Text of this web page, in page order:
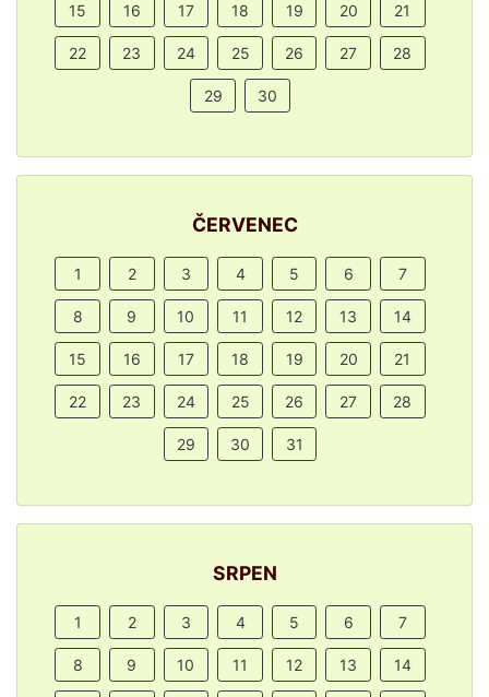
15 16 17 18 19 20 21
22 23 24 25 26 27 28
29 30
ČERVENEC
1 2 3 4 5 6 7
8 9 10 11 12 13 14
15 16 17 18 19 20 21
22 23 24 25 26 27 28
29 30 31
SRPEN
1 2 3 4 5 6 7
8 9 10 11 12 13 14